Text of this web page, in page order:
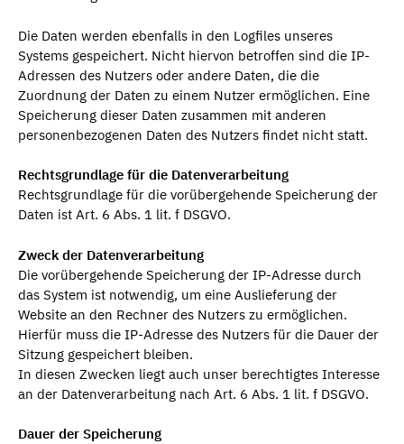
Die Daten werden ebenfalls in den Logfiles unseres
Systems gespeichert. Nicht hiervon betroffen sind die IP-
Adressen des Nutzers oder andere Daten, die die
Zuordnung der Daten zu einem Nutzer ermöglichen. Eine
Speicherung dieser Daten zusammen mit anderen
personenbezogenen Daten des Nutzers findet nicht statt.
Rechtsgrundlage für die Datenverarbeitung
Rechtsgrundlage für die vorübergehende Speicherung der
Daten ist Art. 6 Abs. 1 lit. f DSGVO.
Zweck der Datenverarbeitung
Die vorübergehende Speicherung der IP-Adresse durch
das System ist notwendig, um eine Auslieferung der
Website an den Rechner des Nutzers zu ermöglichen.
Hierfür muss die IP-Adresse des Nutzers für die Dauer der
Sitzung gespeichert bleiben.
In diesen Zwecken liegt auch unser berechtigtes Interesse
an der Datenverarbeitung nach Art. 6 Abs. 1 lit. f DSGVO.
Dauer der Speicherung